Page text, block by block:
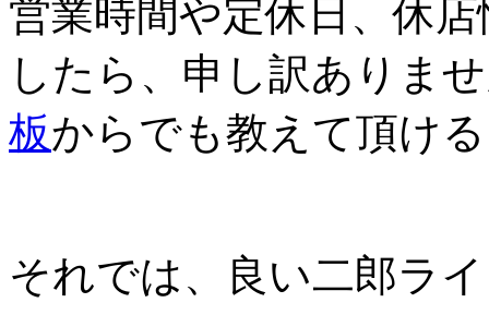
営業時間や定休日、休
したら、申し訳ありま
板からでも教えて頂け
それでは、良い二郎ラ